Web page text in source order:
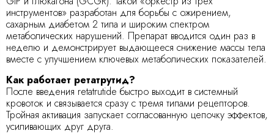
инструментов» разработан для борьбы с ожирением,
сахарным диабетом 2 типа и широким спектром
метаболических нарушений. Препарат вводится один раз в
неделю и демонстрирует выдающееся снижение массы тела
вместе с улучшением ключевых метаболических показателей.
Как работает ретатрутид?
После введения retatrutide быстро выходит в системный
кровоток и связывается сразу с тремя типами рецепторов.
Тройная активация запускает согласованную цепочку эффектов,
усиливающих друг друга.